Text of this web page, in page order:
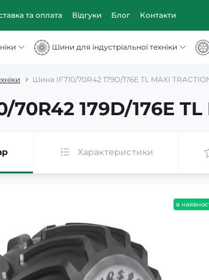
та оплата Відгуки Блог Контакти
Шини для індустріальної техніки
Шина IF710/70R42 179D/176E TL MAXI
179D/176E
Характеристики
в